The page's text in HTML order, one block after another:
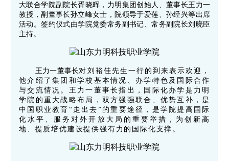
大联合学院副院长胥晓晖，力明集团创始人、董事长王力一
教授，副董事长孙立峰女士，院领导于爱莲、孙经兴等出席
活动。签约仪式由学院党委常务副书记、常务副院长刘晓臣
主持。
王力一董事长对 刘裕佳先生 一行的到来表示欢迎，
他介绍了集团和学校基本情况、办学特色及国际合作
与交流情况。王力一董事长指出，国际化办学是力明
学院的重大战略布局，双方强强联合、优势互补，是
中国职业教育“走出去”的重要途径，是学院提高国际
化水平、服务对外开放大局的重要举措，为创新高
地、提质培优建设提供强有力的国际化支撑。